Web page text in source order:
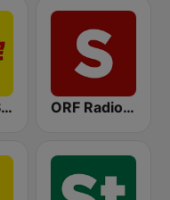
Antenne Steiermark ORF Radio Salzburg